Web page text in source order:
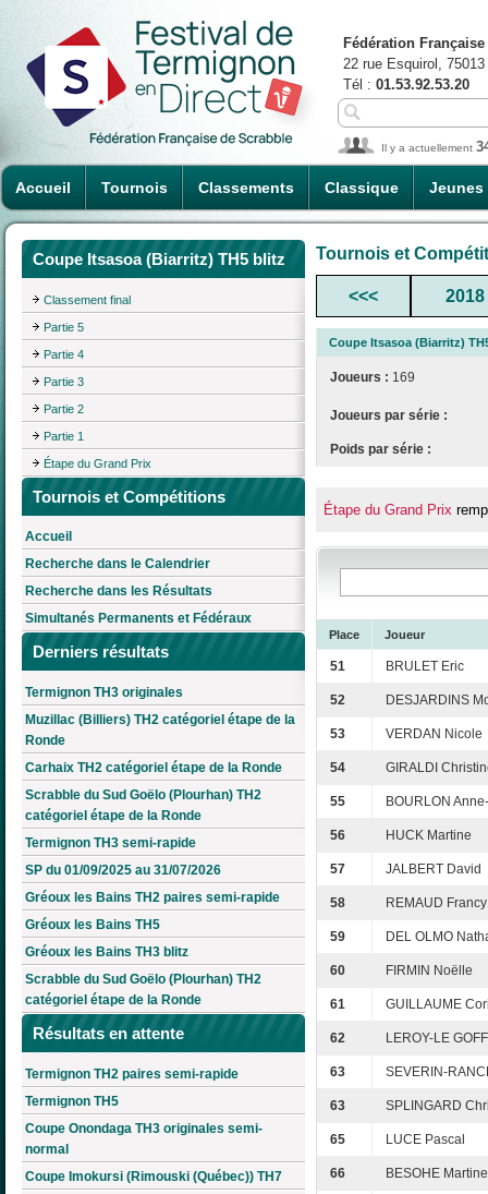
Accueil Tournois Classements Classique Jeunes
Fédération
22 rue Esquirol,
Tél : 01.53.92.53.20
Il y a actuellement
Coupe Itsasoa (Biarritz) TH5 blitz
Classement final
Partie 5
Partie 4
Partie 3
Partie 2
Partie 1
Étape du Grand Prix
Tournois et Compétitions
Accueil
Recherche dans le Calendrier
Recherche dans les Résultats
Simultanés Permanents et Fédéraux
Derniers résultats
Termignon TH3 originales
Muzillac (Billiers) TH2 catégoriel étape de la
Ronde
Carhaix TH2 catégoriel étape de la Ronde
Scrabble du Sud Goëlo (Plourhan) TH2
catégoriel étape de la Ronde
Termignon TH3 semi-rapide
SP du 01/09/2025 au 31/07/2026
Gréoux les Bains TH2 paires semi-rapide
Gréoux les Bains TH5
Gréoux les Bains TH3 blitz
Scrabble du Sud Goëlo (Plourhan) TH2
catégoriel étape de la Ronde
Résultats en attente
Termignon TH2 paires semi-rapide
Termignon TH5
Coupe Onondaga TH3 originales semi-
normal
Coupe Imokursi (Rimouski (Québec)) TH7
Tournois et
<<< 2018
Coupe Itsasoa (Biarritz)
Joueurs : 169
Joueurs par série :
Poids par série :
Étape du Grand Prix
Place Joueur
51 BRULET Eric
52 DESJARDINS
53 VERDAN Nicole
54 GIRALDI
55 BOURLON
56 HUCK Martine
57 JALBERT David
58 REMAUD Francy
59 DEL OLMO
60 FIRMIN Noëlle
61 GUILLAUME
62 LEROY-LE
63 SEVERIN-
63 SPLINGARD
65 LUCE Pascal
66 BESOHE Martine